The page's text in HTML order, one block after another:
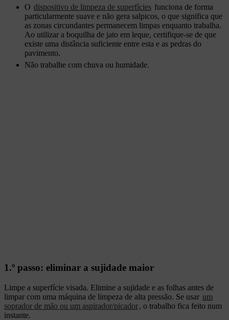
O dispositivo de limpeza de superfícies funciona de forma
particularmente suave e não gera salpicos, o que significa que
as zonas circundantes permanecem limpas enquanto trabalha.
Ao utilizar a boquilha de jato em leque, certifique-se de que
existe uma distância suficiente entre esta e as pedras do
pavimento.
Não trabalhe com chuva ou humidade.
1.º passo: eliminar a sujidade maior
Limpe a superfície visada. Elimine a sujidade e as folhas antes de
limpar com uma máquina de limpeza de alta pressão. Se usar um
soprador de mão ou um aspirador/picador, o trabalho fica feito num
instante.